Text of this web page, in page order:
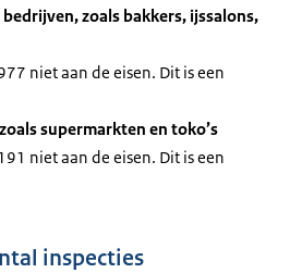
zoals bakkers, ijssalons,
niet aan de eisen. Dit is een
supermarkten en toko’s
niet aan de eisen. Dit is een
inspecties